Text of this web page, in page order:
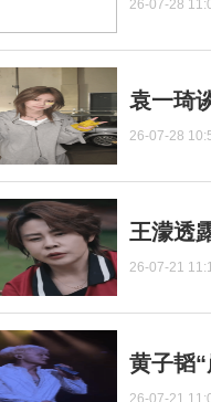
26-07-28
袁一琦
26-07-28
王濛透
26-07-21
黄子韬
26-07-21